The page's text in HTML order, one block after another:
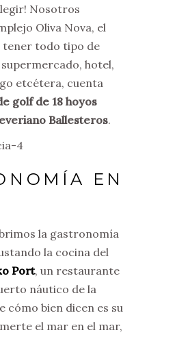
Nosotros
Oliva Nova, el
tener todo tipo de
hotel,
etcétera, cuenta
golf de 18 hoyos
Ballesteros.
EN
la gastronomía
la cocina del
Port, un restaurante
náutico de la
cómo bien dicen es su
el mar en el mar,